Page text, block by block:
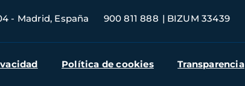
- Madrid, España 900 811 888 BIZUM 33439
Política de cookies Transparencia